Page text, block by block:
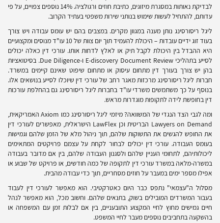
לבדיקת נאותות במסגרת מיזוגים, כתיבת חוזים ורגולציה. 14% נוספים צפויים, על פי
עדותם, להתחיל לעשות שימוש בנותני שירות משפטי בעתיד הקרוב.
ליגל ריסורסינג נותן מענה במגוון מקרים. במצבים בהם יש עומס עבודה ויש צורך
בעוד זוג ידיים עובדות – היכולת להעמיד תוך יום צוות של 10 עו"ד מנוסים ומקצועיים
היא ההבדל בין היכולת לקבל תיק או לאלץ לדחות אותו. עורכי דין כאלה יכולים
לסייע בתהליכיE-discovery Document Review ו-Due Diligence. בסיטואציות
בהן יש צורך בעורך דין מתחום עיסוק או מתחום שיפוט שאינם קיימים במשרד.
חברות ליגל ריסורסינג מרכזות מאגר רחב של עורכי דין שיוכלו לסייע בנושאים אלו.
בנוסף על כך משתמשים משרדי עו"ד בחברות ליגל ריסורסינג גם בהחלפת עורכות
דין בחופשת לידה לתקופות מוגדרות מראש.
ומה לגבי הצד הנגדי של המשוואה? מיזמי ליגל ריסורסינג כמו Axiom האמריקאית,
Lawyers on Demand הבריטית וכן LawFlex הישראלית, מאפשרים לעורכי דין
את החופש להגשים את התשוקות שלהם, תוך ניהול מלא של הזמן שלהם וגמישות
בעומס העבודה. עורכי דין יכולים לבחור לקחת על עצמם פרויקטים המתאימים
ליכולותיהם, לתחומי העניין שלהם ולסגנון העבודה שלהם, בין אם מדובר בעבודה
במשרה-מלאה במשרד עורכי דין לתקופה של כמה חודשים, או פרויקט של שבוע או
אפילו מספר ימים במעבר על חוזים מסחריים, תוך כדי עבודה מהבית.
מסלול ה"עצמאי" נתפס כבר היום כאטרקטיבי. הוא מאפשר לעורכי דין לעבוד
בעבור המשרדים המובילים בשוק, בתנאים שלהם. וחשוב מכל, הוא מאפשר לנהל
חיים גמישים מחוץ לחיי המקצוע התובעניים, בין אם לבלות זמן עם המשפחה או
בהשקעה בתחביבים נוספים מעבר לחיי המשפט.